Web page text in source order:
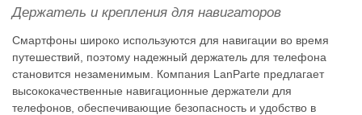
Держатель и крепления для навигаторов
Смартфоны широко используются для навигации во время
путешествий, поэтому надежный держатель для телефона
становится незаменимым. Компания LanParte предлагает
высококачественные навигационные держатели для
телефонов, обеспечивающие безопасность и удобство в